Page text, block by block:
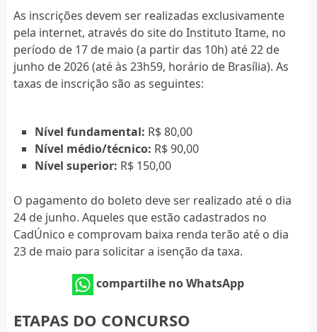
As inscrições devem ser realizadas exclusivamente
pela internet, através do site do Instituto Itame, no
período de 17 de maio (a partir das 10h) até 22 de
junho de 2026 (até às 23h59, horário de Brasília). As
taxas de inscrição são as seguintes:
Nível fundamental: R$ 80,00
Nível médio/técnico: R$ 90,00
Nível superior: R$ 150,00
O pagamento do boleto deve ser realizado até o dia
24 de junho. Aqueles que estão cadastrados no
CadÚnico e comprovam baixa renda terão até o dia
23 de maio para solicitar a isenção da taxa.
compartilhe no WhatsApp
ETAPAS DO CONCURSO